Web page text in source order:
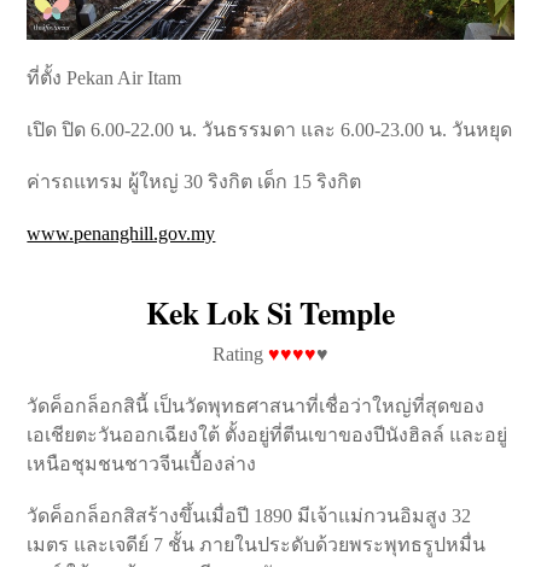
ที่ตั้ง Pekan Air Itam
เปิด ปิด 6.00-22.00 น. วันธรรมดา และ 6.00-23.00 น. วันหยุด
ค่ารถแทรม ผู้ใหญ่ 30 ริงกิต เด็ก 15 ริงกิต
www.penanghill.gov.my
Kek Lok Si Temple
Rating ♥♥♥♥♥
วัดค็อกล็อกสินี้ เป็นวัดพุทธศาสนาที่เชื่อว่าใหญ่ที่สุดของ
เอเชียตะวันออกเฉียงใต้ ตั้งอยู่ที่ตีนเขาของปีนังฮิลล์ และอยู่
เหนือชุมชนชาวจีนเบื้องล่าง
วัดค็อกล็อกสิสร้างขึ้นเมื่อปี 1890 มีเจ้าแม่กวนอิมสูง 32
เมตร และเจดีย์ 7 ชั้น ภายในประดับด้วยพระพุทธรูปหมื่น